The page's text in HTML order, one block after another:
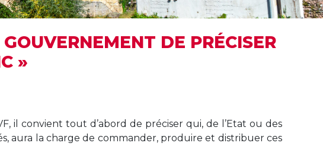
DE PRÉCISER
»
il convient tout d’abord de préciser qui, de l’Etat ou des
aura la charge de commander, produire et distribuer ces